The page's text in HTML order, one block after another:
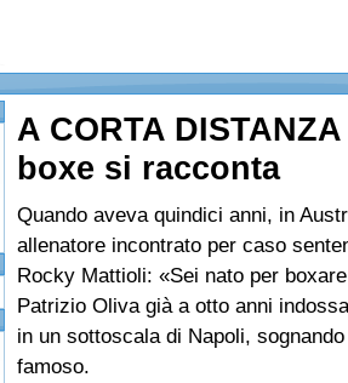
A CORTA
boxe si racconta
Quando aveva quindici anni, in
allenatore incontrato per caso
Rocky Mattioli: «Sei nato per
Patrizio Oliva già a otto anni
in un sottoscala di Napoli,
famoso.